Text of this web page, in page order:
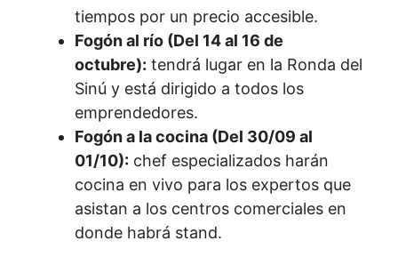
tiempos por un precio accesible.
Fogón al río (Del 14 al 16 de
octubre): tendrá lugar en la Ronda del
Sinú y está dirigido a todos los
emprendedores.
Fogón a la cocina (Del 30/09 al
01/10): chef especializados harán
cocina en vivo para los expertos que
asistan a los centros comerciales en
donde habrá stand.